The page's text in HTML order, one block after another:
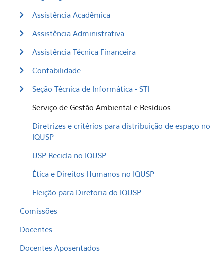
Assistência Acadêmica
Assistência Administrativa
Assistência Técnica Financeira
Contabilidade
Seção Técnica de Informática - STI
Serviço de Gestão Ambiental e Resíduos
Diretrizes e critérios para distribuição de espaço no
IQUSP
USP Recicla no IQUSP
Ética e Direitos Humanos no IQUSP
Eleição para Diretoria do IQUSP
Comissões
Docentes
Docentes Aposentados